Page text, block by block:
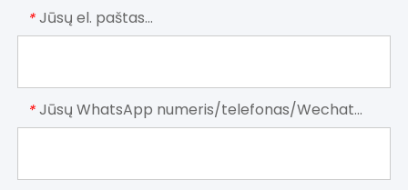
* Jūsų el. paštas...
* Jūsų WhatsApp numeris/telefonas/Wechat...